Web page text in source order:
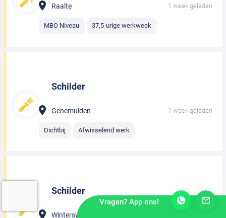
Raalte 1 week geleden
MBO Niveau 37,5-urige werkweek
Schilder
Genemuiden 1 week geleden
Dichtbij Afwisselend werk
Schilder
Winterswijk
Vragen? App ons!